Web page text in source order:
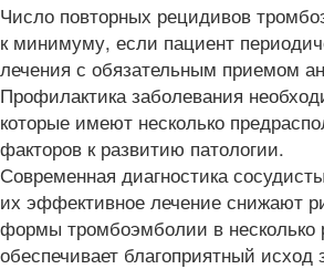
Число повторных рецидивов
к минимуму, если пациент
лечения с обязательным приемом
Профилактика заболевания
которые имеют несколько
факторов к развитию патологии.
Современная диагностика
их эффективное лечение снижают
формы тромбоэмболии в несколько
обеспечивает благоприятный исход